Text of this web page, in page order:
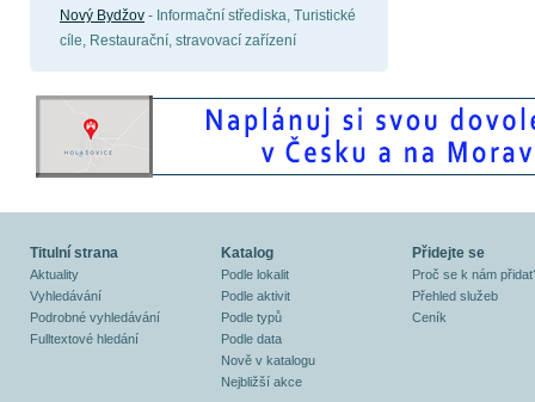
Nový Bydžov - Informační střediska, Turistické
cíle, Restaurační, stravovací zařízení
Titulní strana
Aktuality
Vyhledávání
Podrobné vyhledávání
Fulltextové hledání
Katalog
Podle lokalit
Podle aktivit
Podle typů
Podle data
Nově v katalogu
Nejbližší akce
Přidejte se
Proč se k nám
Přehled služeb
Ceník